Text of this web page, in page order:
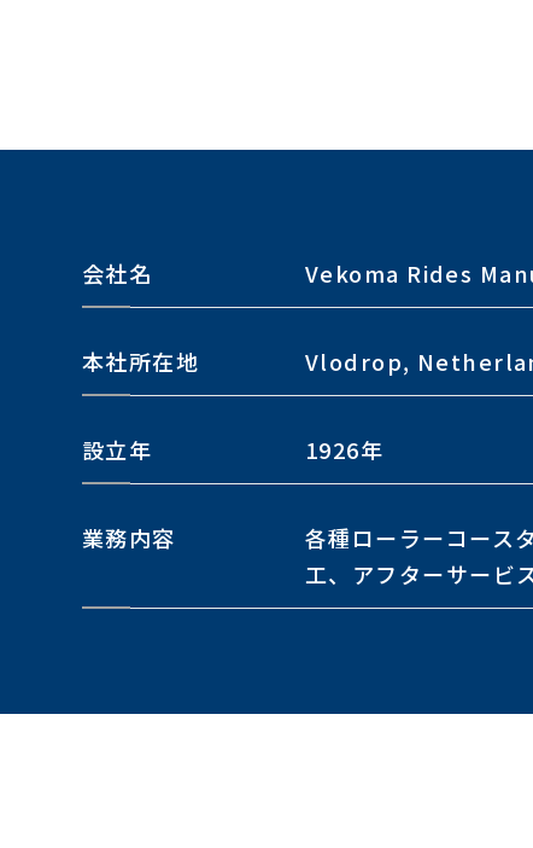
会社名 Vekoma Rides
本社所在地 Vlodrop,
設立年 1926年
業務内容
各種ローラーコース
工、アフターサービ